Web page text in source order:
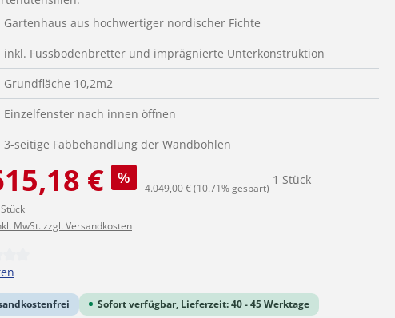
Gartenhaus aus hochwertiger nordischer Fichte
inkl. Fussbodenbretter und imprägnierte Unterkonstruktion
Grundfläche 10,2m2
Einzelfenster nach innen öffnen
3-seitige Fabbehandlung der Wandbohlen
€ %
Regulärer Preis:
4.049,00 €(10.71% gespart)
1 Stück
MwSt. zzgl. Versandkosten
Bewertung von 0 von 5 Sternen
Sofort verfügbar, Lieferzeit: 40 - 45 Werktage